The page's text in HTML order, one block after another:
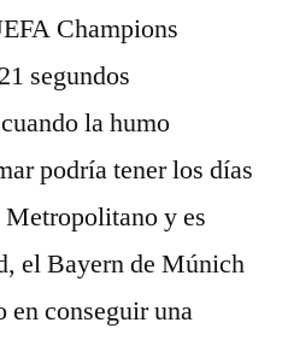
Champions
segundos
la humo
podría tener los días
Metropolitano y es
el Bayern de Múnich
en conseguir una